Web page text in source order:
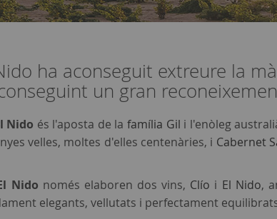
ha aconseguit extreure la
un gran
Nido és l'aposta de la família Gil i l'enòleg
velles, moltes d'elles centenàries, i Cabernet
Nido només elaboren dos vins, Clío i El Nido,
elegants, vellutats i perfectament